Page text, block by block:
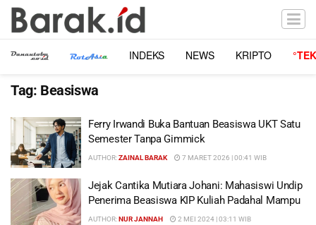
INDEKS NEWS KRIPTO
Tag: Beasiswa
Ferry Irwandi Buka Bantuan Beasiswa UKT Satu
Semester Tanpa Gimmick
AUTHOR:ZAINAL BARAK 7 MARET 2026 | 00:41 WIB
Jejak Cantika Mutiara Johani: Mahasiswi Undip
Penerima Beasiswa KIP Kuliah Padahal Mampu
AUTHOR:NUR JANNAH 2 MEI 2024 | 03:11 WIB